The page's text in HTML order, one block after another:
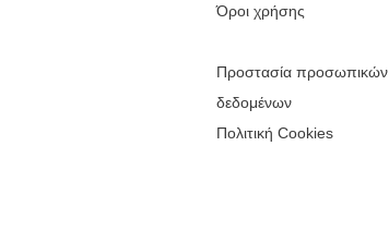
Όροι χρήσης
Προστασία προσωπικών
δεδομένων
Πολιτική Cookies